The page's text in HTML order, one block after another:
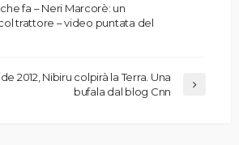
fa – Neri Marcorè: un
trattore – video puntata del
2012, Nibiru colpirà la Terra. Una
bufala dal blog Cnn